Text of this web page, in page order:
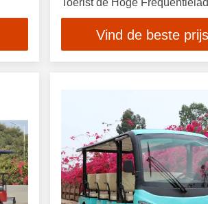
Toerist de Hoge
boord
Vind de beste prijs